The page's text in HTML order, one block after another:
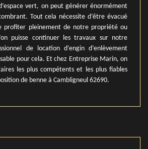
vert, on peut générer énormément
Tout cela nécessite d’être évacué
profiter pleinement de notre propriété ou
puisse continuer les travaux sur notre
de location d’engin d’enlèvement
pour cela. Et chez Entreprise Marin, on
les plus compétents et les plus fiables
de benne à Cambligneul 62690.